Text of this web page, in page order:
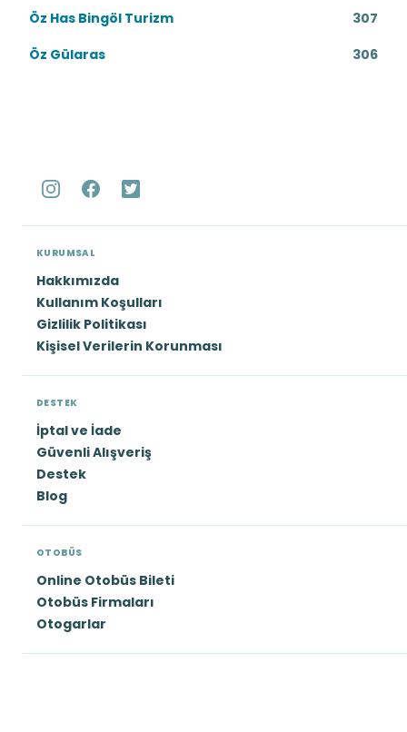
Öz Has Bingöl Turizm
307
Öz Gülaras
306
KURUMSAL
Hakkımızda
Kullanım Koşulları
Gizlilik Politikası
Kişisel Verilerin Korunması
DESTEK
İptal ve İade
Güvenli Alışveriş
Destek
Blog
OTOBÜS
Online Otobüs Bileti
Otobüs Firmaları
Otogarlar